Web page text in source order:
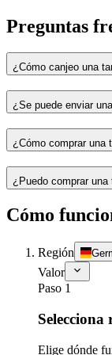
Preguntas
¿Cómo canjeo una
¿Se puede enviar
¿Cómo comprar una
¿Puedo comprar
Cómo
Región
Valor
Paso 1
Elige dónde